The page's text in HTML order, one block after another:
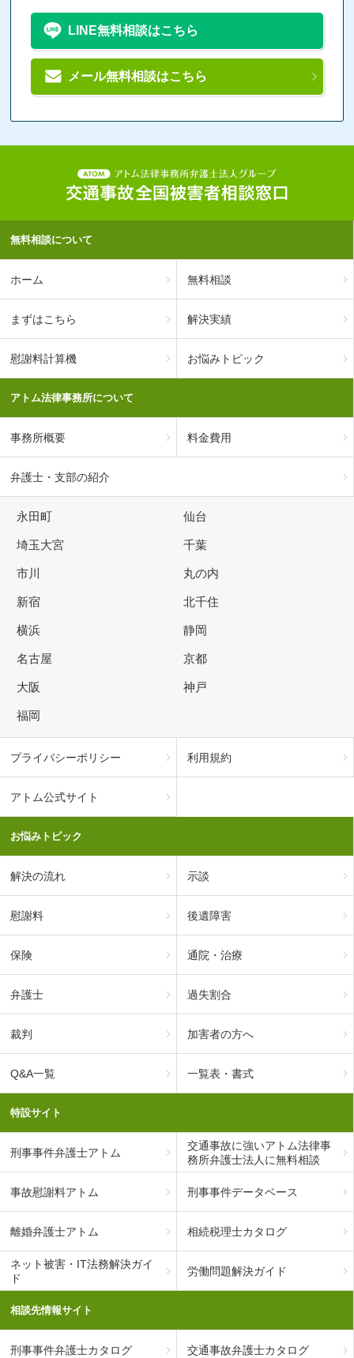
LINE無料相談はこちら
メール無料相談はこちら
無料相談について
ホーム 無料相談
まずはこちら 解決実績
慰謝料計算機 お悩みトピック
アトム法律事務所について
事務所概要 料金費用
弁護士・支部の紹介
永田町 仙台
埼玉大宮 千葉
市川 丸の内
新宿 北千住
横浜 静岡
名古屋 京都
大阪 神戸
福岡
プライバシーポリシー 利用規約
アトム公式サイト
お悩みトピック
解決の流れ 示談
慰謝料 後遺障害
保険 通院・治療
弁護士 過失割合
裁判 加害者の方へ
Q&A一覧 一覧表・書式
特設サイト
刑事事件弁護士アトム
交通事故に強いアトム法律事
務所弁護士法人に無料相談
事故慰謝料アトム 刑事事件データベース
離婚弁護士アトム 相続税理士カタログ
ネット被害・IT法務解決ガイ
ド
労働問題解決ガイド
相談先情報サイト
刑事事件弁護士カタログ 交通事故弁護士カタログ